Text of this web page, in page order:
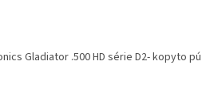
Gladiator .500 HD série D2- kopyto